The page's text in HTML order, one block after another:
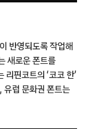
반영되도록 작업해
새로운 폰트를
핀코트의 ‘코코 한’
유럽 문화권 폰트는